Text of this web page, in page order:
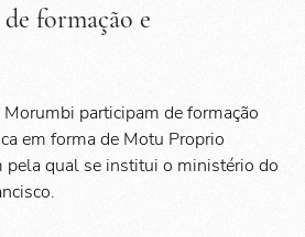
formação e
participam de formação
em forma de Motu Proprio
qual se institui o ministério do